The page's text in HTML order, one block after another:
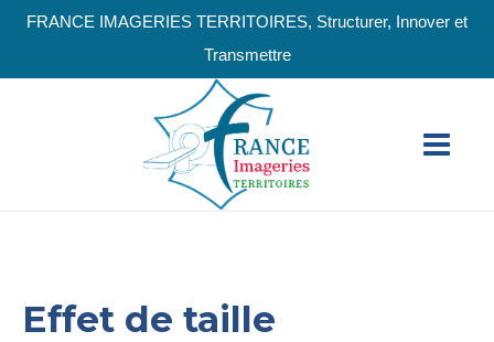
FRANCE IMAGERIES TERRITOIRES, Structurer, Innover et
Transmettre
Effet de taille